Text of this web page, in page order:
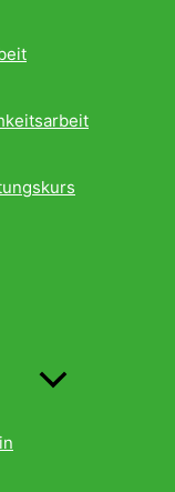
Menü
umschalten